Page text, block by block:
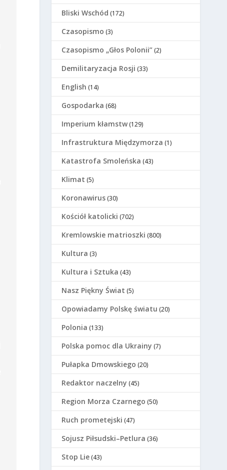
Bliski Wschód (172)
Czasopismo (3)
Czasopismo „Głos Polonii” (2)
Demilitaryzacja Rosji (33)
English (14)
Gospodarka (68)
Imperium kłamstw (129)
Infrastruktura Międzymorza (1)
Katastrofa Smoleńska (43)
Klimat (5)
Koronawirus (30)
Kościół katolicki (702)
Kremlowskie matrioszki (800)
Kultura (3)
Kultura i Sztuka (43)
Nasz Piękny Świat (5)
Opowiadamy Polskę światu (20)
Polonia (133)
Polska pomoc dla Ukrainy (7)
Pułapka Dmowskiego (20)
Redaktor naczelny (45)
Region Morza Czarnego (50)
Ruch prometejski (47)
Sojusz Piłsudski–Petlura (36)
Stop Lie (43)